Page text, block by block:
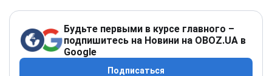
Будьте первыми в курсе главного –
подпишитесь на Новини на OBOZ.UA в
Google
Подписаться